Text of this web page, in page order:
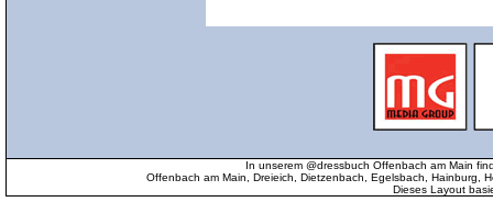
In unserem @dressbuch Offenbach am Main
Offenbach am Main, Dreieich, Dietzenbach, Egelsbach, Hainburg,
Dieses Layout